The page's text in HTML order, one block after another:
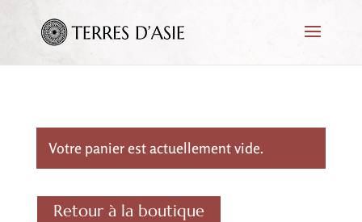
Votre panier est actuellement vide.
Retour à la boutique